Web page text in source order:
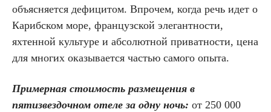
объясняется дефицитом. Впрочем, когда речь идет о
Карибском море, французской элегантности,
яхтенной культуре и абсолютной приватности, цена
для многих оказывается частью самого опыта.
Примерная стоимость размещения в
пятизвездочном отеле за одну ночь: от 250 000